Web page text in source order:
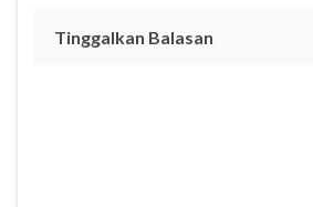
Tinggalkan Balasan